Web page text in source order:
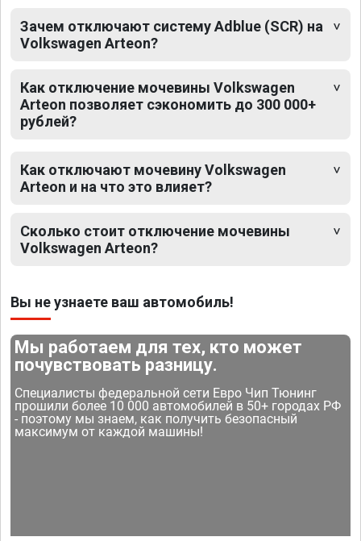
Зачем отключают систему Adblue (SCR) на
Volkswagen Arteon?
Как отключение мочевины Volkswagen
Arteon позволяет сэкономить до 300 000+
рублей?
Как отключают мочевину Volkswagen
Arteon и на что это влияет?
Сколько стоит отключение мочевины
Volkswagen Arteon?
Вы не узнаете ваш автомобиль!
Мы работаем для тех, кто может
почувствовать разницу.
Специалисты федеральной сети Евро Чип Тюнинг
прошили более 10 000 автомобилей в 50+ городах РФ
- поэтому мы знаем, как получить безопасный
максимум от каждой машины!